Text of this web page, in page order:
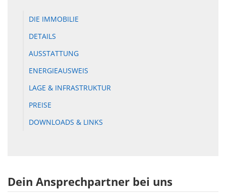
DIE IMMOBILIE
DETAILS
AUSSTATTUNG
ENERGIEAUSWEIS
LAGE & INFRASTRUKTUR
PREISE
DOWNLOADS & LINKS
Dein Ansprechpartner bei uns